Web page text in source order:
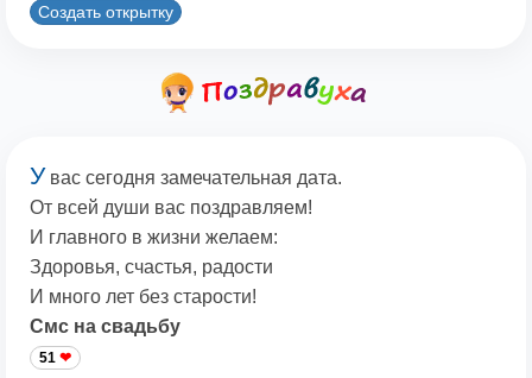
Создать открытку
У вас сегодня замечательная дата.
От всей души вас поздравляем!
И главного в жизни желаем:
Здоровья, счастья, радости
И много лет без старости!
Смс на свадьбу
51